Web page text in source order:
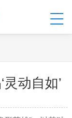
动自如’